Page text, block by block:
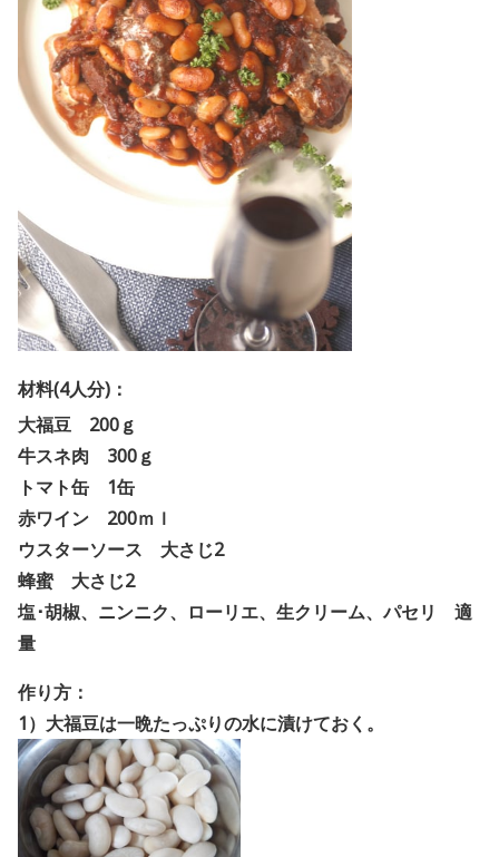
材料(4人分)：
大福豆 200ｇ
牛スネ肉 300ｇ
トマト缶 1缶
赤ワイン 200ｍｌ
ウスターソース 大さじ2
蜂蜜 大さじ2
塩･胡椒、ニンニク、ローリエ、生クリーム、パセリ 適
量
作り方：
1）大福豆は一晩たっぷりの水に漬けておく。